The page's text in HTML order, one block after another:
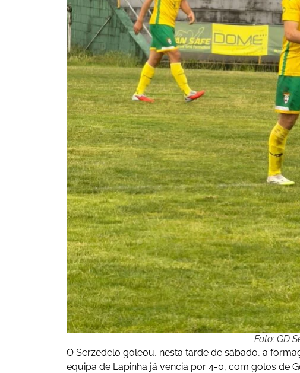
Foto: GD
O Serzedelo goleou, nesta tarde de sábado, a
equipa de Lapinha já vencia por 4-0, com golos de